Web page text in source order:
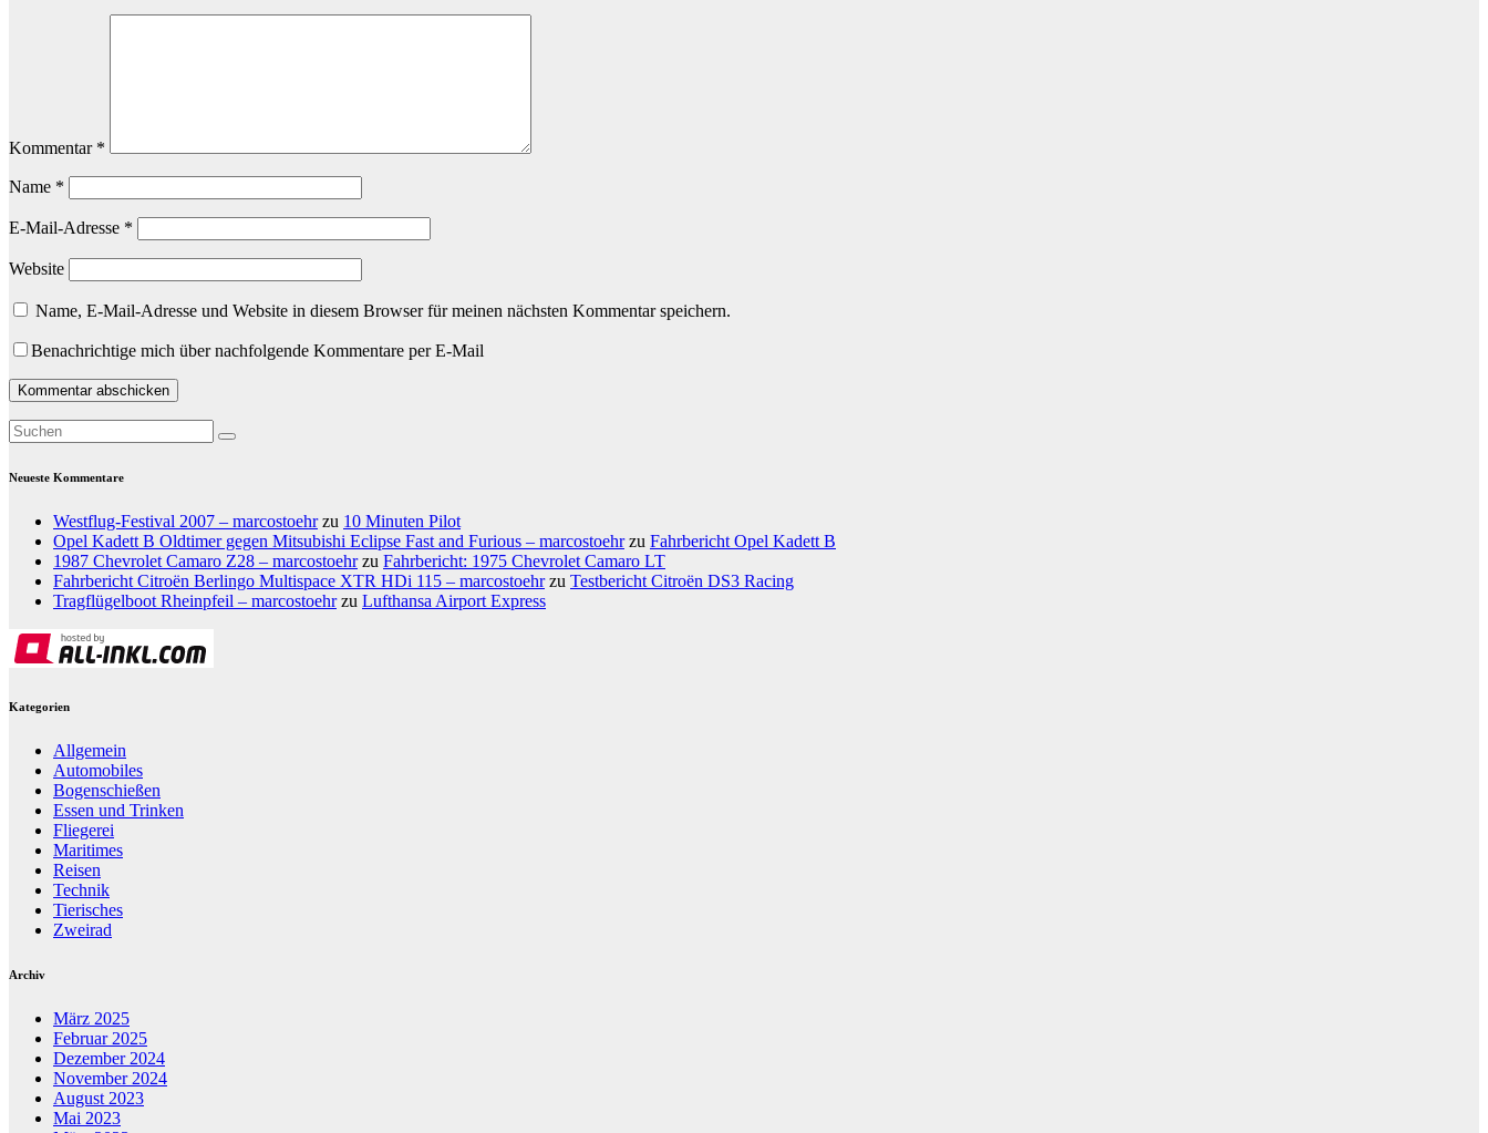
Kommentar *
Name *
E-Mail-Adresse *
Website
Name, E-Mail-Adresse und Website in diesem Browser für meinen nächsten Kommentar speichern.
Benachrichtige mich über nachfolgende Kommentare per E-Mail
Neueste Kommentare
Westflug-Festival 2007 – marcostoehrzu 10 Minuten Pilot
Opel Kadett B Oldtimer gegen Mitsubishi Eclipse Fast and Furious – marcostoehrzu Fahrbericht Opel Kadett B
1987 Chevrolet Camaro Z28 – marcostoehrzu Fahrbericht: 1975 Chevrolet Camaro LT
Fahrbericht Citroën Berlingo Multispace XTR HDi 115 – marcostoehrzu Testbericht Citroën DS3 Racing
Tragflügelboot Rheinpfeil – marcostoehrzu Lufthansa Airport Express
Kategorien
Allgemein
Automobiles
Bogenschießen
Essen und Trinken
Fliegerei
Maritimes
Reisen
Technik
Tierisches
Zweirad
Archiv
März 2025
Februar 2025
Dezember 2024
November 2024
August 2023
Mai 2023